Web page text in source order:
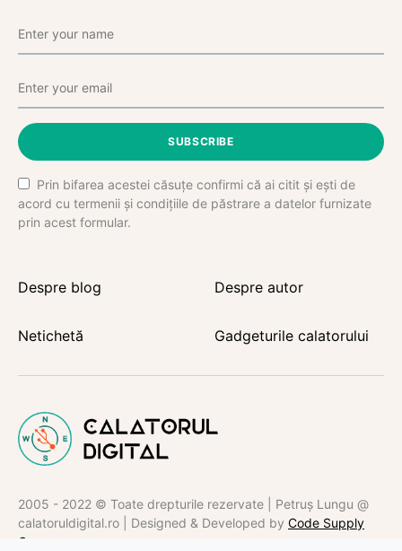
SUBSCRIBE
Prin bifarea acestei căsuțe confirmi că ai citit și ești de
acord cu termenii și condițiile de păstrare a datelor furnizate
prin acest formular.
Despre blog Despre autor
Netichetă Gadgeturile calatorului
2005 - 2022 © Toate drepturile rezervate | Petruș Lungu @
calatoruldigital.ro | Designed & Developed by Code Supply
Co.